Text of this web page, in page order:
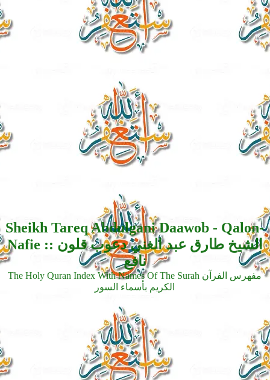
Sheikh Tareq Abdulgani Daawob - Qalon-
Nafie :: الشيخ طارق عبد الغني دعوب قلون
نافع
The Holy Quran Index With Names Of The Surah مفهرس الفرآن
الكريم بأسماء السور